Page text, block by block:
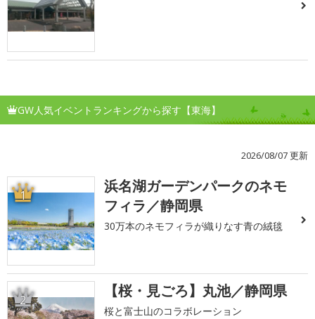
GW人気イベントランキングから探す【東海】
2026/08/07 更新
1
浜名湖ガーデンパークのネモ
フィラ／静岡県
30万本のネモフィラが織りなす青の絨毯
2 【桜・見ごろ】丸池／静岡県
桜と富士山のコラボレーション